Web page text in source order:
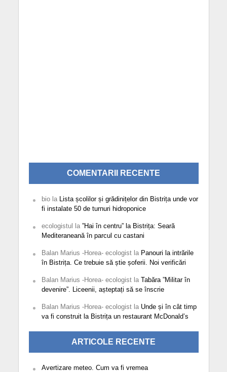
COMENTARII RECENTE
biola Lista școlilor și grădinițelor din Bistrița unde vor
fi instalate 50 de turnuri hidroponice
ecologistul la ”Hai în centru” la Bistrița: Seară
Mediteraneană în parcul cu castani
Balan Marius -Horea- ecologistla Panouri la intrările
în Bistrița. Ce trebuie să știe șoferii. Noi verificări
Balan Marius -Horea- ecologistla Tabăra ”Militar în
devenire”. Liceenii, așteptați să se înscrie
Balan Marius -Horea- ecologistla Unde și în cât timp
va fi construit la Bistrița un restaurant McDonald’s
ARTICOLE RECENTE
Avertizare meteo. Cum va fi vremea